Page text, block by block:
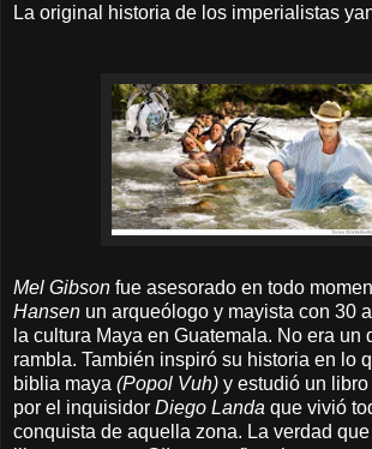
La original historia de los imperialistas
Mel Gibson fue asesorado en todo
Hansen un arqueólogo y mayista con 30
la cultura Maya en Guatemala. No era un
rambla. También inspiró su historia en lo
biblia maya (Popol Vuh) y estudió un
por el inquisidor Diego Landa que vivió
conquista de aquella zona. La verdad